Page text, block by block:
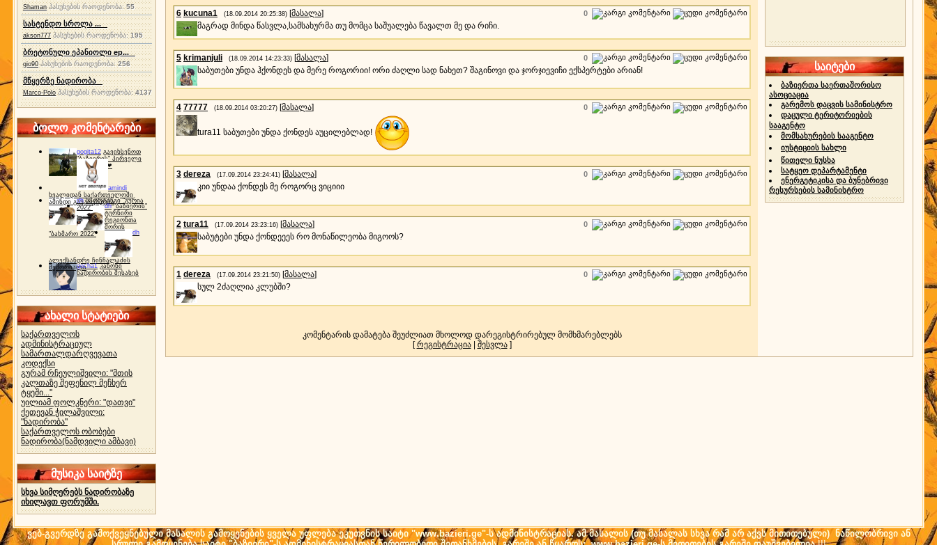
Shaman პასუხების რაოდენობა:55
სასტენდო სროლა ...
akson777 პასუხების რაოდენობა:195
ბრეტონული ეპანიოლი ep...
gio90 პასუხების რაოდენობა:256
მწყერზე ნადირობა
Marco-Polo პასუხების რაოდენობა:4137
ბოლო კომენტარები
gogita12 გავიხსენოთ
"ბაზიერის" პირველი
ტურნირი ❤
amindi
ხვალიდან საქართველოში
ამინდი გაუარესდება
dh სპორტინგი "გურია
2022"
dh "ბაზიერის"
ტურნირი
რეგიონთა
შორის
"ბახმარო 2022"
dh
ალექსანდრე ჩინჩალაძის
მემორიალიgocha1 კანონი
ნადირობის შესახებ
ახალი სტატიები
საქართველოს
ადმინისტრაციულ
სამართალდარღვევათა
კოდექსი
გურამ რჩეულიშვილი: "მთის
კალთაზე შეფენილ მეჩხერ
ტყეში..."
უილიამ ფოლკნერი: "დათვი"
ქეთევან ჭილაშვილი:
"ნადირობა"
საქართველოს ობობები
ნადირობა(ნამდვილი ამბავი)
მუსიკა საიტზე
სხვა სიმღერებს ნადირობაზე
იხილავთ ფორუმში.
0
6 kucuna1 (18.09.2014 20:25:38) [მასალა]
მაგრად მინდა წასვლა,სამსახურმა თუ მომცა საშუალება წავალთ მე და რიჩი.
0
5 krimanjuli (18.09.2014 14:23:33) [მასალა]
საბუთები უნდა ჰქონდეს და მერე როგორიი! ორი ძაღლი სად ნახეთ? შაგინოვი და ჯორჯიევიჩი ექსპერტები არიან!
0
4 77777 (18.09.2014 03:20:27) [მასალა]
tura11 საბუთები უნდა ქონდეს აუცილებლად!
0
3 dereza (17.09.2014 23:24:41) [მასალა]
კიი უნდაა ქონდეს მე როგორც ვიციიი
0
2 tura11 (17.09.2014 23:23:16) [მასალა]
საბუტები უნდა ქონდეეეს რო მონაწილეობა მიგოოს?
0
1 dereza (17.09.2014 23:21:50) [მასალა]
სულ 2ძაღლია კლუბში?
კომენტარის დამატება შეუძლიათ მხოლოდ დარეგისტრირებულ მომხმარებლებს
[რეგისტრაცია| შესვლა]
საიტები
ბაზიერთა საერთაშორისო
ასოციაცია
გარემოს დაცვის სამინისტრო
დაცული ტერიტორიების
სააგენტო
მომსახურების სააგენტო
იუსტიციის სახლი
წითელი ნუსხა
სატყეო დეპარტამენტი
ენერგეტიკისა და ბუნებრივი
რესურსების სამინისტრო
ვებ-გვერდზე გამოქვეყნებული მასალის გამოყენების ყველა უფლება ეკუთვნის საიტი "www.bazieri.ge"-ს ადმინისტრაციას. ამ მასალის (თუ მასალას სხვა რამ არ აქვს მითითებული) ნაწილობრივი ან